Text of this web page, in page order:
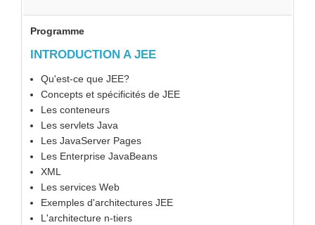
Programme
INTRODUCTION A JEE
Qu'est-ce que JEE?
Concepts et spécificités de JEE
Les conteneurs
Les servlets Java
Les JavaServer Pages
Les Enterprise JavaBeans
XML
Les services Web
Exemples d'architectures JEE
L'architecture n-tiers